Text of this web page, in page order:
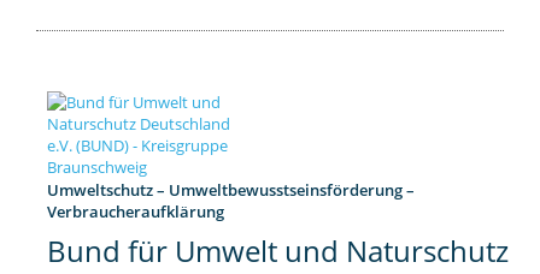
Umweltschutz – Umweltbewusstseinsförderung –
Verbraucheraufklärung
Bund für Umwelt und Naturschutz